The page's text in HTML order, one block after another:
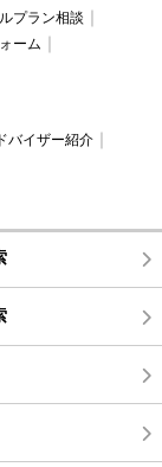
プラン相談
ーム
バイザー紹介